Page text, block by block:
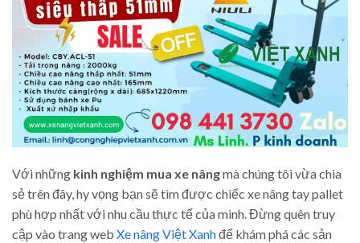
Với những kinh nghiệm mua xe nângmà chúng tôi vừa chia
sẻ trên đây, hy vọng bạn sẽ tìm được chiếc xe nâng tay pallet
phù hợp nhất với nhu cầu thực tế của mình. Đừng quên truy
cập vào trang web Xe nâng Việt Xanhđể khám phá các sản